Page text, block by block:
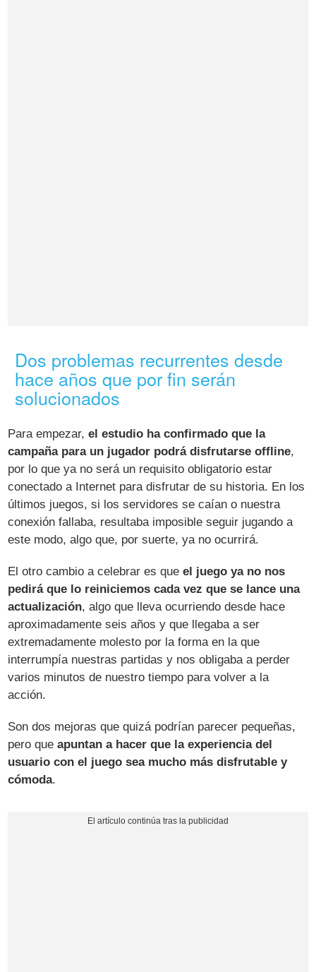
Dos problemas recurrentes desde
hace años que por fin serán
solucionados
Para empezar,el estudio ha confirmado que la
campaña para un jugador podrá disfrutarse offline,
por lo que ya no será un requisito obligatorio estar
conectado a Internet para disfrutar de su historia. En los
últimos juegos, si los servidores se caían o nuestra
conexión fallaba, resultaba imposible seguir jugando a
este modo, algo que, por suerte, ya no ocurrirá.
El otro cambio a celebrar es queel juego ya no nos
pedirá que lo reiniciemos cada vez que se lance una
actualización, algo que lleva ocurriendo desde hace
aproximadamente seis años y que llegaba a ser
extremadamente molesto por la forma en la que
interrumpía nuestras partidas y nos obligaba a perder
varios minutos de nuestro tiempo para volver a la
acción.
Son dos mejoras que quizá podrían parecer pequeñas,
pero queapuntan a hacer que la experiencia del
usuario con el juego sea mucho más disfrutable y
cómoda.